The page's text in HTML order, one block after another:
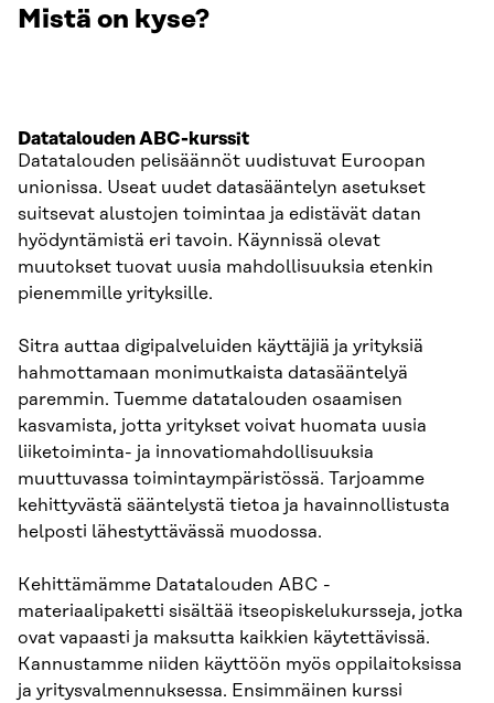
Mistä on kyse?
Datatalouden ABC-kurssit
Datatalouden pelisäännöt uudistuvat Euroopan
unionissa. Useat uudet datasääntelyn asetukset
suitsevat alustojen toimintaa ja edistävät datan
hyödyntämistä eri tavoin. Käynnissä olevat
muutokset tuovat uusia mahdollisuuksia etenkin
pienemmille yrityksille.
Sitra auttaa digipalveluiden käyttäjiä ja yrityksiä
hahmottamaan monimutkaista datasääntelyä
paremmin. Tuemme datatalouden osaamisen
kasvamista, jotta yritykset voivat huomata uusia
liiketoiminta- ja innovatiomahdollisuuksia
muuttuvassa toimintaympäristössä. Tarjoamme
kehittyvästä sääntelystä tietoa ja havainnollistusta
helposti lähestyttävässä muodossa.
Kehittämämme Datatalouden ABC -
materiaalipaketti sisältää itseopiskelukursseja, jotka
ovat vapaasti ja maksutta kaikkien käytettävissä.
Kannustamme niiden käyttöön myös oppilaitoksissa
ja yritysvalmennuksessa. Ensimmäinen kurssi